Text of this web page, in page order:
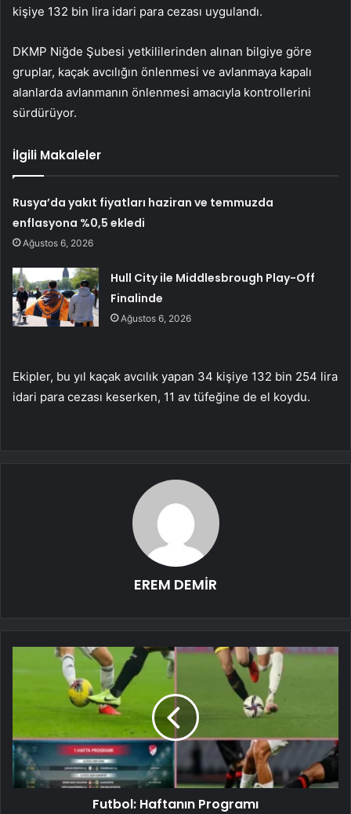
kişiye 132 bin lira idari para cezası uygulandı.
DKMP Niğde Şubesi yetkililerinden alınan bilgiye göre
gruplar, kaçak avcılığın önlenmesi ve avlanmaya kapalı
alanlarda avlanmanın önlenmesi amacıyla kontrollerini
sürdürüyor.
İlgili Makaleler
Rusya’da yakıt fiyatları haziran ve temmuzda
enflasyona %0,5 ekledi
Ağustos 6, 2026
Hull City ile Middlesbrough Play-Off
Finalinde
Ağustos 6, 2026
Ekipler, bu yıl kaçak avcılık yapan 34 kişiye 132 bin 254 lira
idari para cezası keserken, 11 av tüfeğine de el koydu.
EREM DEMİR
Futbol: Haftanın Programı